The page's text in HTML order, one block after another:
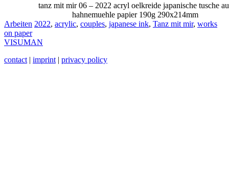
tanz mit mir 06 – 2022 acryl oelkreide japanische tusche
hahnemuehle papier 190g 290x214mm
Categorized
as
Arbeiten Tagged
2022, acrylic, couples, japanese ink, Tanz mit mir, works
on paper
VISUMAN
contact | imprint | privacy policy